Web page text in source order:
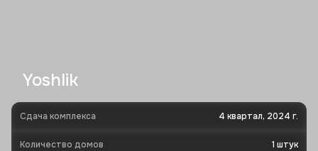
Yoshlik
Сдача комплекса 4 квартал, 2024 г.
Количество домов 1 штук